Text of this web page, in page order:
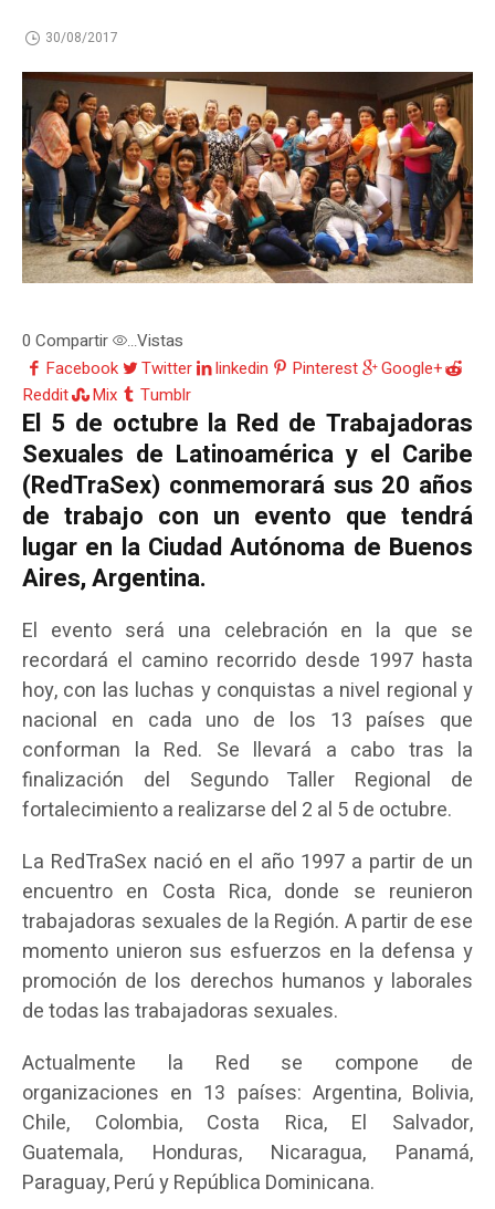
30/08/2017
0 Compartir ...Vistas
Facebook
Twitter linkedin Pinterest
Google+
Reddit
Mix Tumblr
El 5 de octubre la Red de Trabajadoras
Sexuales de Latinoamérica y el Caribe
(RedTraSex) conmemorará sus 20 años
de trabajo con un evento que tendrá
lugar en la Ciudad Autónoma de Buenos
Aires, Argentina.
El evento será una celebración en la que se
recordará el camino recorrido desde 1997 hasta
hoy, con las luchas y conquistas a nivel regional y
nacional en cada uno de los 13 países que
conforman la Red. Se llevará a cabo tras la
finalización del Segundo Taller Regional de
fortalecimiento a realizarse del 2 al 5 de octubre.
La RedTraSex nació en el año 1997 a partir de un
encuentro en Costa Rica, donde se reunieron
trabajadoras sexuales de la Región. A partir de ese
momento unieron sus esfuerzos en la defensa y
promoción de los derechos humanos y laborales
de todas las trabajadoras sexuales.
Actualmente la Red se compone de
organizaciones en 13 países: Argentina, Bolivia,
Chile, Colombia, Costa Rica, El Salvador,
Guatemala, Honduras, Nicaragua, Panamá,
Paraguay, Perú y República Dominicana.